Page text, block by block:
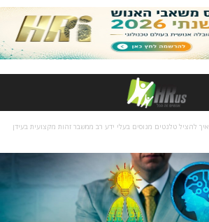
איך להציל טלנטים מנוסים בעלי ידע רב ממשבר זהות מקצועית בעידן